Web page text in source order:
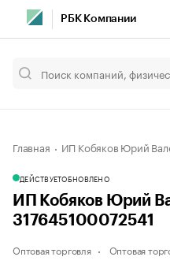
РБК Компании
Главная ИП Кобяков Юрий
ДЕЙСТВУЕТОБНОВЛЕНО
ИП Кобяков Юрий
317645100072541
Оптовая торговля Оптовая